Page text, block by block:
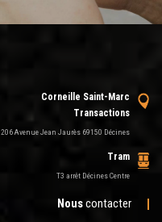
Corneille Saint-Marc
Transactions
206 Avenue Jean Jaurès 69150 Décines
Tram
T3 arrêt Décines Centre
Nouscontacter